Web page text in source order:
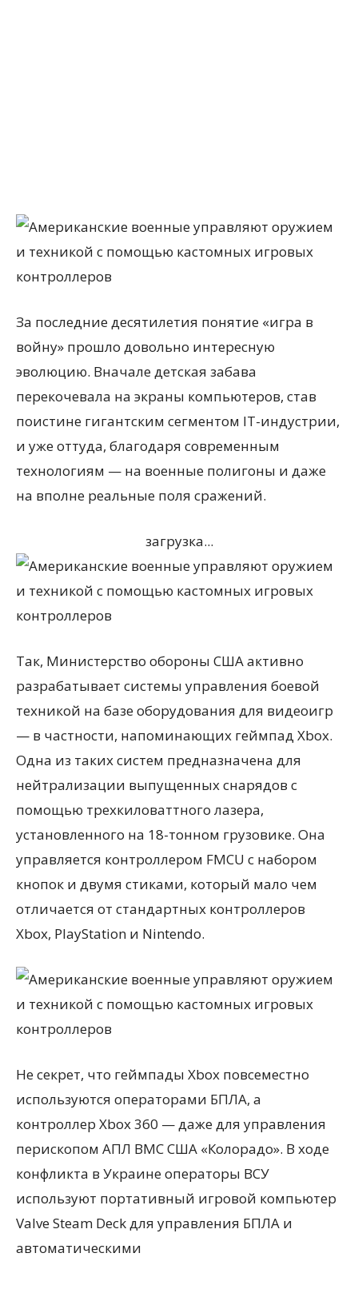
За последние десятилетия понятие «игра в
войну» прошло довольно интересную
эволюцию. Вначале детская забава
перекочевала на экраны компьютеров, став
поистине гигантским сегментом IT-индустрии,
и уже оттуда, благодаря современным
технологиям — на военные полигоны и даже
на вполне реальные поля сражений.
загрузка...
Так, Министерство обороны США активно
разрабатывает системы управления боевой
техникой на базе оборудования для видеоигр
— в частности, напоминающих геймпад Xbox.
Одна из таких систем предназначена для
нейтрализации выпущенных снарядов с
помощью трехкиловаттного лазера,
установленного на 18-тонном грузовике. Она
управляется контроллером FMCU с набором
кнопок и двумя стиками, который мало чем
отличается от стандартных контроллеров
Xbox, PlayStation и Nintendo.
Не секрет, что геймпады Xbox повсеместно
используются операторами БПЛА, а
контроллер Xbox 360 — даже для управления
перископом АПЛ ВМС США «Колорадо». В ходе
конфликта в Украине операторы ВСУ
используют портативный игровой компьютер
Valve Steam Deck для управления БПЛА и
автоматическими